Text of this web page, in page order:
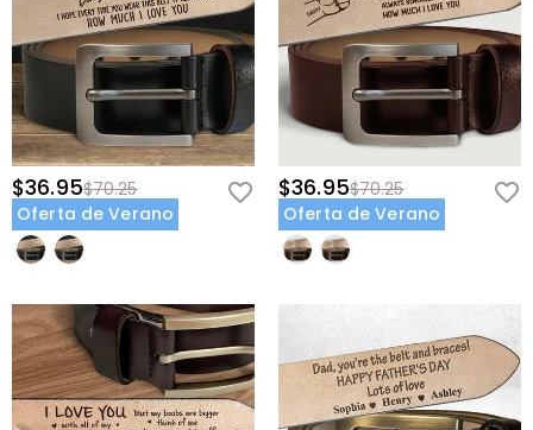
$36.95$70.25
Oferta de Verano
$36.95$70.25
Oferta de Verano